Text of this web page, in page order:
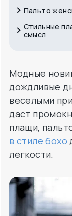
Пальто
Стильные
смысл
Модные
дождливые
веселыми
даст
плащи,
в стиле бохо
легкости.